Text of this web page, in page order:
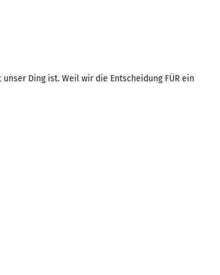
Ding ist. Weil wir die Entscheidung FÜR ein